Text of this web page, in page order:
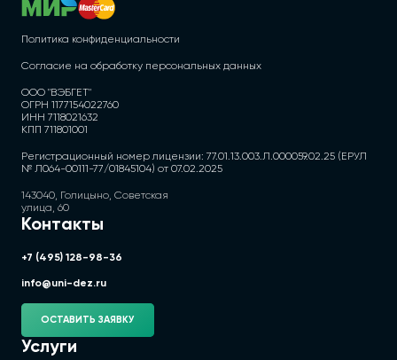
Политика конфиденциальности
Согласие на обработку персональных данных
ООО "ВЭБГЕТ"
ОГРН 1177154022760
ИНН 7118021632
КПП 711801001
Регистрационный номер лицензии: 77.01.13.003.Л.000059.02.25 (ЕРУЛ
№ Л064-00111-77/01845104) от 07.02.2025
143040, Голицыно, Советская
улица, 60
Контакты
+7 (495) 128-98-36
info@uni-dez.ru
ОСТАВИТЬ ЗАЯВКУ
Услуги